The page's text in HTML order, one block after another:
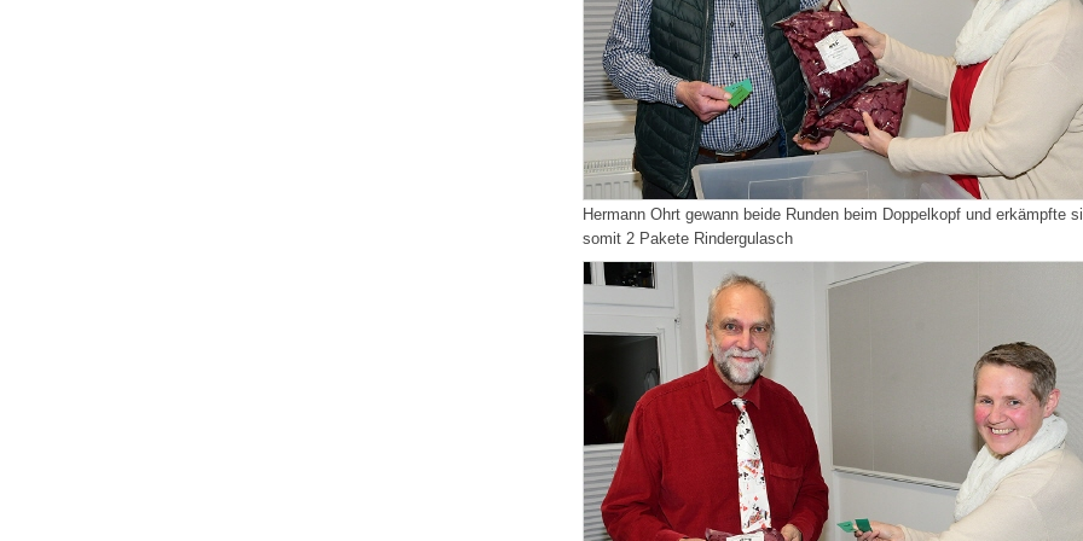
Hermann Ohrt gewann beide Runden beim Doppelkopf und erkämpfte
somit 2 Pakete Rindergulasch